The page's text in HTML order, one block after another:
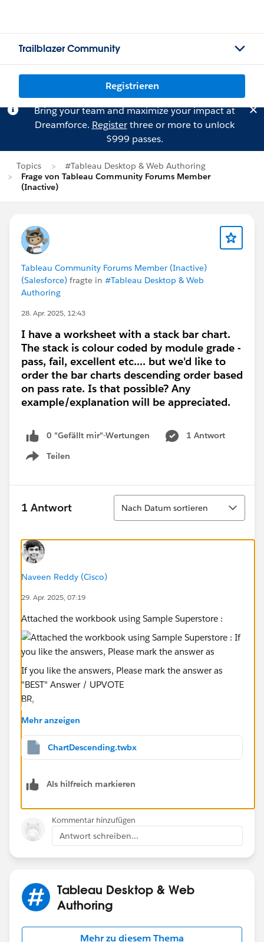
Trailblazer Community
Registrieren
Bring your team and maximize your impact at
Dreamforce. Registerthree or more to unlock
$999 passes.
Topics
#Tableau Desktop & Web Authoring
Frage von Tableau Community Forums Member
(Inactive)
Tableau Community Forums Member (Inactive)
(Salesforce) fragte in #Tableau Desktop & Web
Authoring
28. Apr. 2025, 12:43
I have a worksheet with a stack bar chart.
The stack is colour coded by module grade -
pass, fail, excellent etc.... but we'd like to
order the bar charts descending order based
on pass rate. Is that possible? Any
example/explanation will be appreciated.
0 "Gefällt mir"-Wertungen
1 Antwort
Teilen
Show menu
1 Antwort
Sortieren
Nach Datum sortieren
Naveen Reddy (Cisco)
29. Apr. 2025, 07:19
Attached the workbook using Sample Superstore :
If you like the answers, Please mark the answer as
"BEST" Answer / UPVOTE
BR,
NB
Mehr anzeigen
ChartDescending.twbx
Als hilfreich markieren
Kommentar hinzufügen
Antwort schreiben...
Tableau Desktop & Web
Authoring
Mehr zu diesem Thema